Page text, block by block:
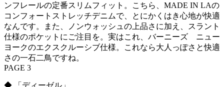
ンフレールの定番スリムフィット。こちら、MADE IN LAの
コンフォートストレッチデニムで、とにかくはき心地が快適
なんです。また、ノンウォッシュの上品さに加え、スラント
仕様のポケットにご注目を。実はこれ、バーニーズ ニュー
ヨークのエクスクルーシブ仕様。これなら大人っぽさと快適
さの一石二鳥ですね。
PAGE 3